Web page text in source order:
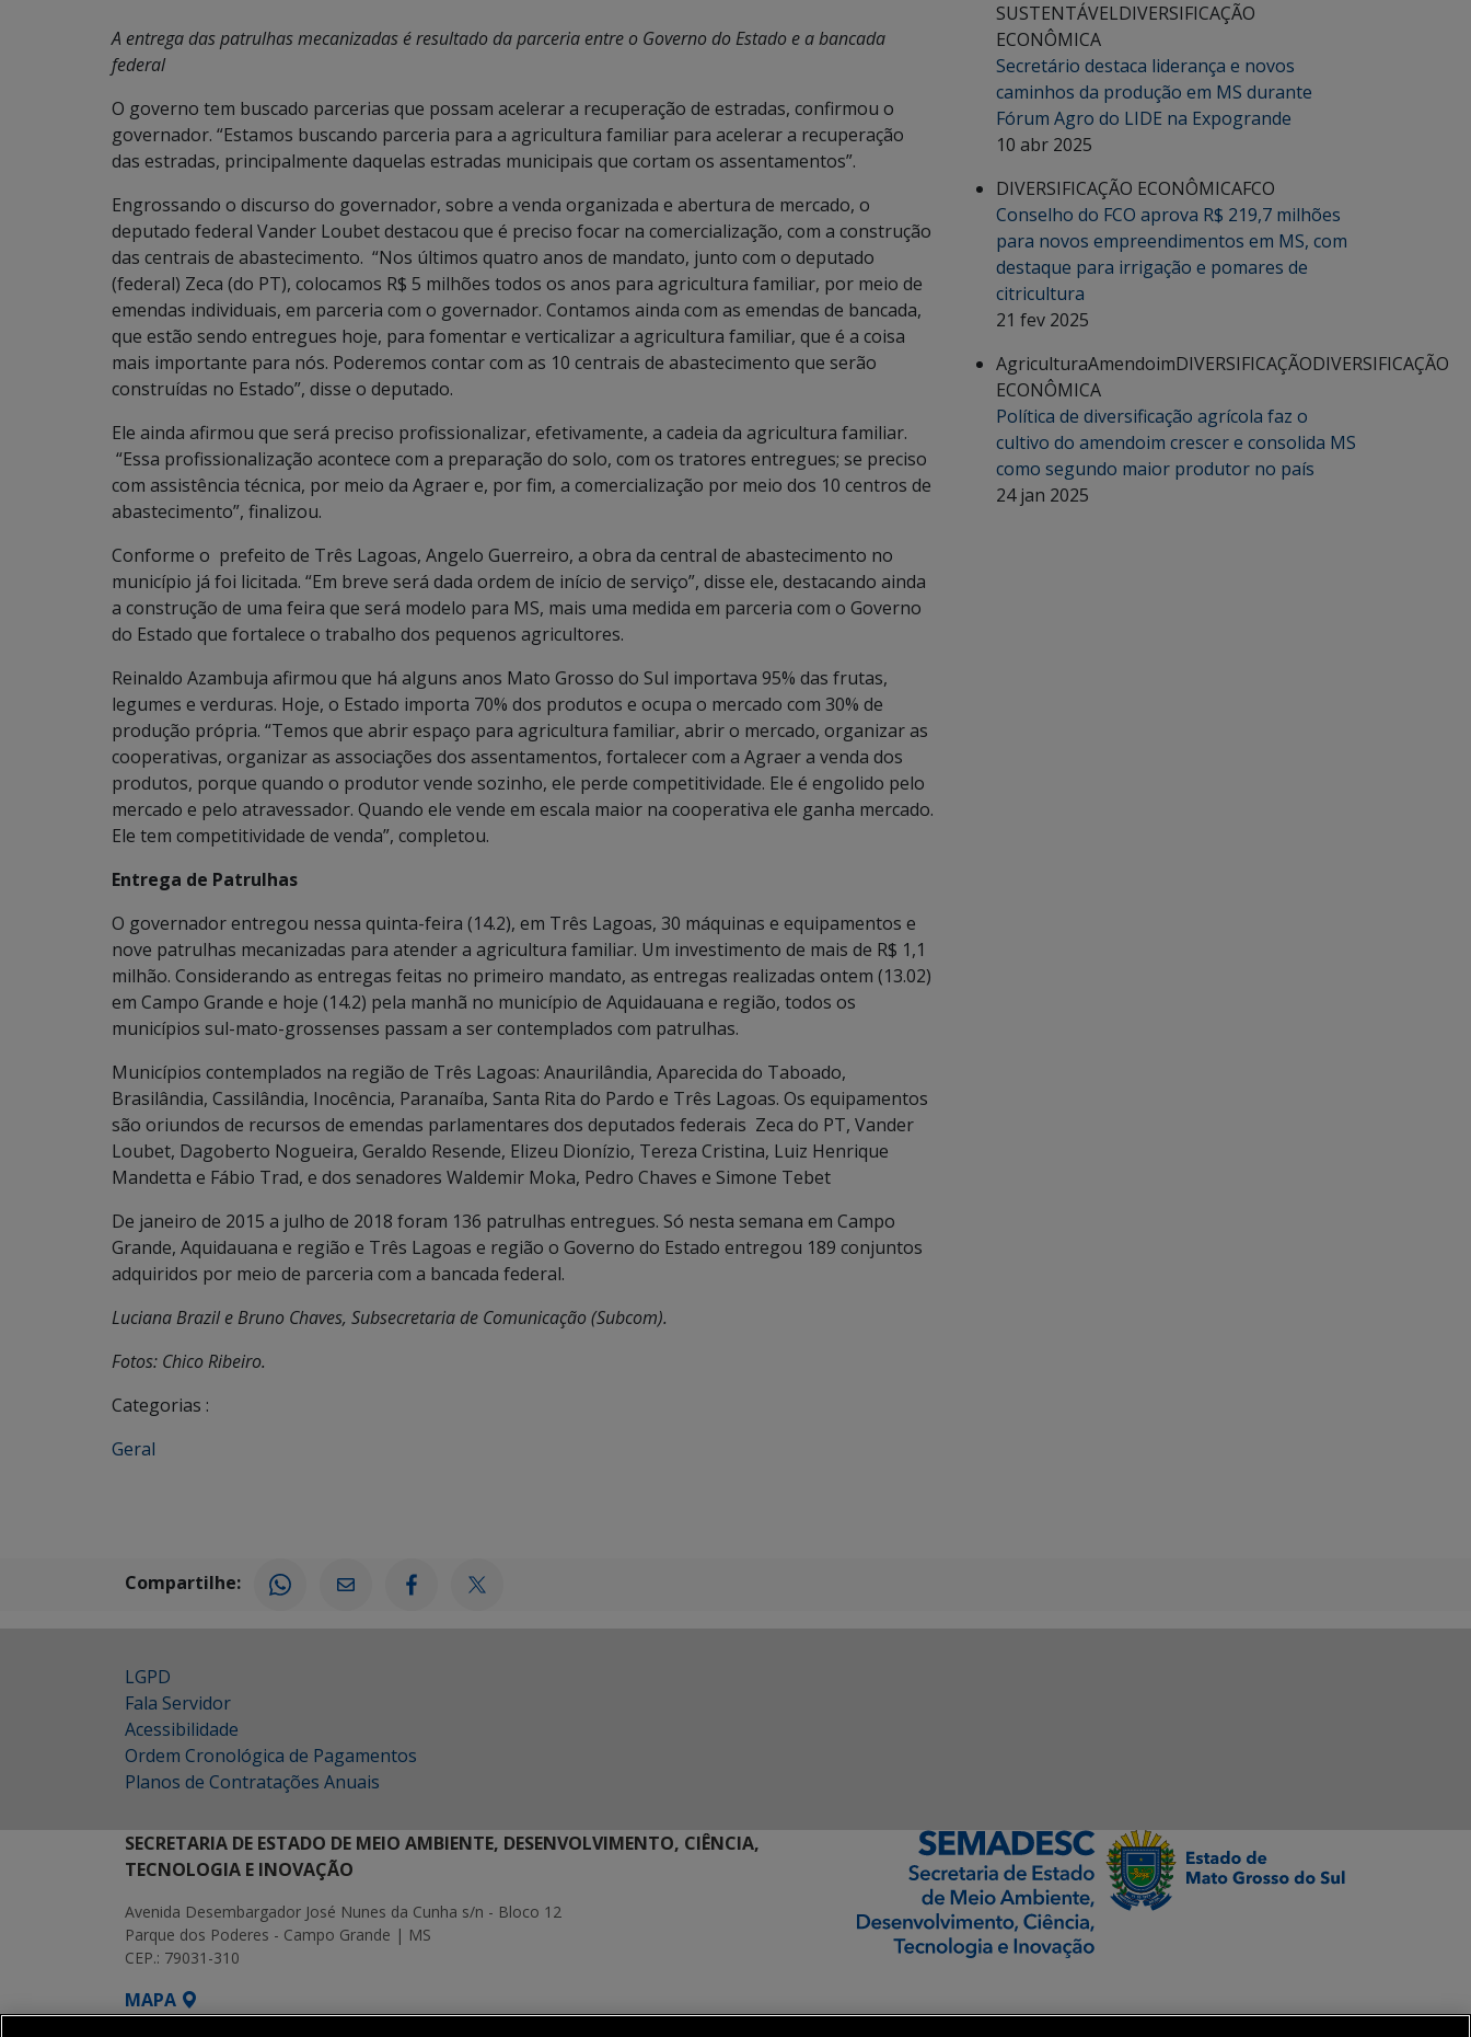
A entrega das patrulhas mecanizadas é resultado da parceria entre o Governo do Estado e a bancada
federal
O governo tem buscado parcerias que possam acelerar a recuperação de estradas, confirmou o
governador. “Estamos buscando parceria para a agricultura familiar para acelerar a recuperação
das estradas, principalmente daquelas estradas municipais que cortam os assentamentos”.
Engrossando o discurso do governador, sobre a venda organizada e abertura de mercado, o
deputado federal Vander Loubet destacou que é preciso focar na comercialização, com a construção
das centrais de abastecimento. “Nos últimos quatro anos de mandato, junto com o deputado
(federal) Zeca (do PT), colocamos R$ 5 milhões todos os anos para agricultura familiar, por meio de
emendas individuais, em parceria com o governador. Contamos ainda com as emendas de bancada,
que estão sendo entregues hoje, para fomentar e verticalizar a agricultura familiar, que é a coisa
mais importante para nós. Poderemos contar com as 10 centrais de abastecimento que serão
construídas no Estado”, disse o deputado.
Ele ainda afirmou que será preciso profissionalizar, efetivamente, a cadeia da agricultura familiar.
“Essa profissionalização acontece com a preparação do solo, com os tratores entregues; se preciso
com assistência técnica, por meio da Agraer e, por fim, a comercialização por meio dos 10 centros de
abastecimento”, finalizou.
Conforme o prefeito de Três Lagoas, Angelo Guerreiro, a obra da central de abastecimento no
município já foi licitada. “Em breve será dada ordem de início de serviço”, disse ele, destacando ainda
a construção de uma feira que será modelo para MS, mais uma medida em parceria com o Governo
do Estado que fortalece o trabalho dos pequenos agricultores.
Reinaldo Azambuja afirmou que há alguns anos Mato Grosso do Sul importava 95% das frutas,
legumes e verduras. Hoje, o Estado importa 70% dos produtos e ocupa o mercado com 30% de
produção própria. “Temos que abrir espaço para agricultura familiar, abrir o mercado, organizar as
cooperativas, organizar as associações dos assentamentos, fortalecer com a Agraer a venda dos
produtos, porque quando o produtor vende sozinho, ele perde competitividade. Ele é engolido pelo
mercado e pelo atravessador. Quando ele vende em escala maior na cooperativa ele ganha mercado.
Ele tem competitividade de venda”, completou.
Entrega de Patrulhas
O governador entregou nessa quinta-feira (14.2), em Três Lagoas, 30 máquinas e equipamentos e
nove patrulhas mecanizadas para atender a agricultura familiar. Um investimento de mais de R$ 1,1
milhão. Considerando as entregas feitas no primeiro mandato, as entregas realizadas ontem (13.02)
em Campo Grande e hoje (14.2) pela manhã no município de Aquidauana e região, todos os
municípios sul-mato-grossenses passam a ser contemplados com patrulhas.
Municípios contemplados na região de Três Lagoas: Anaurilândia, Aparecida do Taboado,
Brasilândia, Cassilândia, Inocência, Paranaíba, Santa Rita do Pardo e Três Lagoas. Os equipamentos
são oriundos de recursos de emendas parlamentares dos deputados federais Zeca do PT, Vander
Loubet, Dagoberto Nogueira, Geraldo Resende, Elizeu Dionízio, Tereza Cristina, Luiz Henrique
Mandetta e Fábio Trad, e dos senadores Waldemir Moka, Pedro Chaves e Simone Tebet
De janeiro de 2015 a julho de 2018 foram 136 patrulhas entregues. Só nesta semana em Campo
Grande, Aquidauana e região e Três Lagoas e região o Governo do Estado entregou 189 conjuntos
adquiridos por meio de parceria com a bancada federal.
Luciana Brazil e Bruno Chaves, Subsecretaria de Comunicação (Subcom).
Fotos: Chico Ribeiro.
Categorias :
Geral
SUSTENTÁVELDIVERSIFICAÇÃO
ECONÔMICA
Secretário destaca liderança e novos
caminhos da produção em MS durante
Fórum Agro do LIDE na Expogrande
10 abr 2025
DIVERSIFICAÇÃO ECONÔMICAFCO
Conselho do FCO aprova R$ 219,7 milhões
para novos empreendimentos em MS, com
destaque para irrigação e pomares de
citricultura
21 fev 2025
AgriculturaAmendoimDIVERSIFICAÇÃODIVERSIFICAÇÃO
ECONÔMICA
Política de diversificação agrícola faz o
cultivo do amendoim crescer e consolida MS
como segundo maior produtor no país
24 jan 2025
Compartilhe:
LGPD
Fala Servidor
Acessibilidade
Ordem Cronológica de Pagamentos
Planos de Contratações Anuais
SECRETARIA DE ESTADO DE MEIO AMBIENTE, DESENVOLVIMENTO, CIÊNCIA,
TECNOLOGIA E INOVAÇÃO
Avenida Desembargador José Nunes da Cunha s/n - Bloco 12
Parque dos Poderes - Campo Grande | MS
CEP.: 79031-310
MAPA